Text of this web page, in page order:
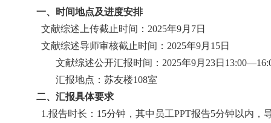
一、时间地点及进度安排
文献综述上传截止时间： 2025年9月 7日
文献综述导师审核截止时间： 2025年9月 15日
文献综述公开汇报时间： 2025年9月23日
汇报地点：苏友楼108室
二、汇报具体要求
1.报告时长： 15分钟，其中员工PPT报告5分钟以内，